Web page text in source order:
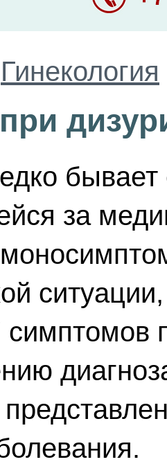
Гинекология
за
симптомов